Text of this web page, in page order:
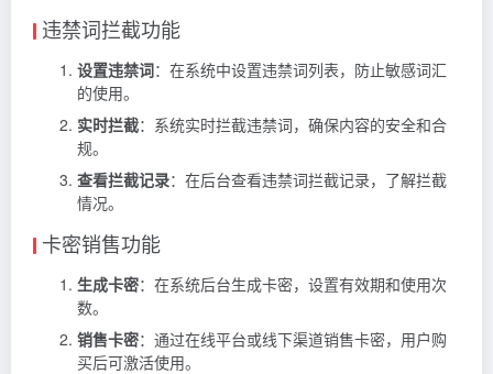
违禁词拦截功能
设置违禁词：在系统中设置违禁词列表，防止敏感词汇
的使用。
实时拦截：系统实时拦截违禁词，确保内容的安全和合
规。
查看拦截记录：在后台查看违禁词拦截记录，了解拦截
情况。
卡密销售功能
生成卡密：在系统后台生成卡密，设置有效期和使用次
数。
销售卡密：通过在线平台或线下渠道销售卡密，用户购
买后可激活使用。